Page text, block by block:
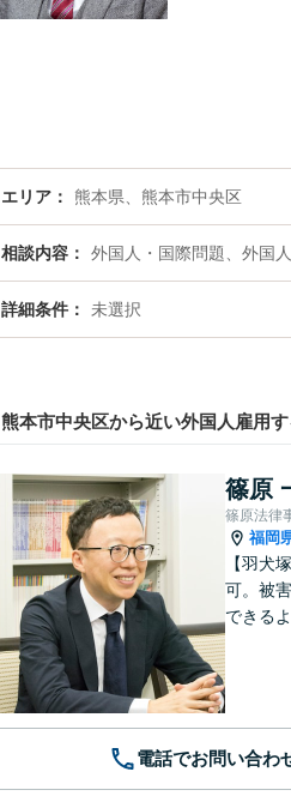
エリア 熊本県、熊本市中央区
相談内容 外国人・国際問題、外国
詳細条件 未選択
熊本市中央区から近い外国人雇用
篠原
篠原法律
福岡
【羽犬
可。被
できる
電話でお問い合わ